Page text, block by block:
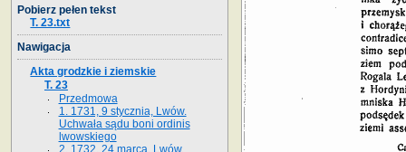
Pobierz pełen tekst
T. 23.txt
Nawigacja
Akta grodzkie i ziemskie
T. 23
Przedmowa
1. 1731, 9 stycznia, Lwów.
Uchwała sądu boni ordinis
lwowskiego
2. 1732, 24 marca, Lwów.